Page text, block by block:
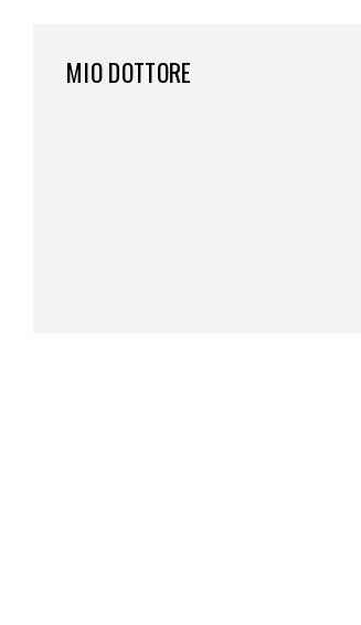
MIO DOTTORE